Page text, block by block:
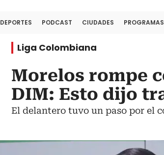
DEPORTES PODCAST CIUDADES PROGRAMAS
Liga Colombiana
Morelos rompe
DIM: Esto dijo
El delantero tuvo un paso por el